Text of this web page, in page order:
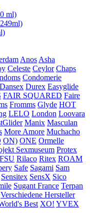
ml)
Anos Asha
Celeste Ceylor Chaps
Condomerie
Dansex Durex Easyglide
FAIR SQUARED Faire
Fromms Glyde HOT
LELO London Loovara
Manix Masculan
More Amore Muchacho
ON) ONE Ormelle
Sexmuseum Protex
Rilaco Ritex ROAM
Safe Sagami Sam
Sensitex SensX Sico
Sugant France Terpan
Verschiedene Hersteller
Best XO! YVEX